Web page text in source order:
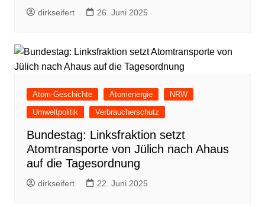
dirkseifert 26. Juni 2025
Atom-Geschichte Atomenergie
NRW
Umweltpolitik
Verbraucherschutz
Bundestag: Linksfraktion setzt
Atomtransporte von Jülich nach Ahaus
auf die Tagesordnung
dirkseifert 22. Juni 2025